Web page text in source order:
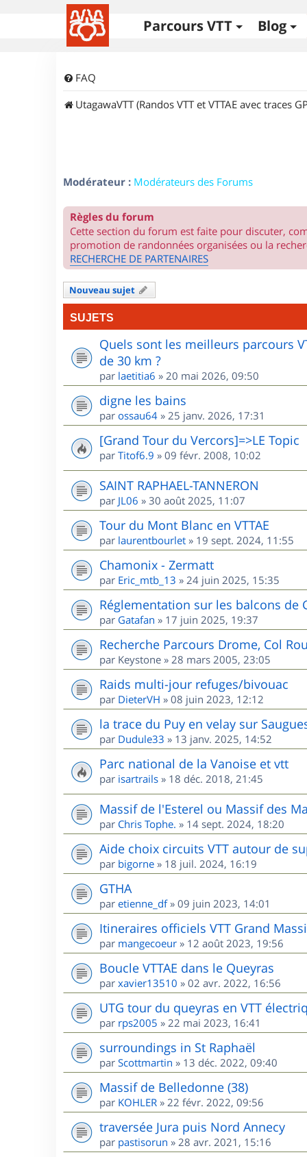
Parcours VTT Blog
FAQ
UtagawaVTT (Randos VTT et VTTAE avec traces
Modérateur : Modérateurs des Forums
Règles du forum
Cette section du forum est faite pour discuter,
promotion de randonnées organisées ou la
RECHERCHE DE PARTENAIRES
Nouveau sujet
SUJETS
Quels sont les meilleurs parcours
de 30 km ?
par laetitia6 » 20 mai 2026, 09:50
digne les bains
par ossau64 » 25 janv. 2026, 17:31
[Grand Tour du Vercors]=>LE Topic
par Titof6.9 » 09 févr. 2008, 10:02
SAINT RAPHAEL-TANNERON
par JL06 » 30 août 2025, 11:07
Tour du Mont Blanc en VTTAE
par laurentbourlet » 19 sept. 2024, 11:55
Chamonix - Zermatt
par Eric_mtb_13 » 24 juin 2025, 15:35
Réglementation sur les balcons de
par Gatafan » 17 juin 2025, 19:37
Recherche Parcours Drome, Col
par Keystone » 28 mars 2005, 23:05
Raids multi-jour refuges/bivouac
par DieterVH » 08 juin 2023, 12:12
la trace du Puy en velay sur
par Dudule33 » 13 janv. 2025, 14:52
Parc national de la Vanoise et vtt
par isartrails » 18 déc. 2018, 21:45
Massif de l'Esterel ou Massif des
par Chris Tophe. » 14 sept. 2024, 18:20
Aide choix circuits VTT autour de
par bigorne » 18 juil. 2024, 16:19
GTHA
par etienne_df» 09 juin 2023, 14:01
Itineraires officiels VTT Grand
par mangecoeur » 12 août 2023, 19:56
Boucle VTTAE dans le Queyras
par xavier13510 » 02 avr. 2022, 16:56
UTG tour du queyras en VTT
par rps2005 » 22 mai 2023, 16:41
surroundings in St Raphaël
par Scottmartin » 13 déc. 2022, 09:40
Massif de Belledonne (38)
par KOHLER » 22 févr. 2022, 09:56
traversée Jura puis Nord Annecy
par pastisorun » 28 avr. 2021, 15:16